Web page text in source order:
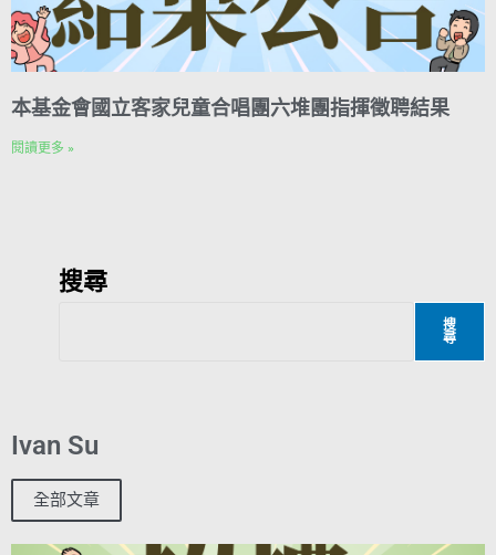
本基金會國立客家兒童合唱團六堆團指揮徵聘結果
閱讀更多 »
搜尋
搜
尋
Ivan Su
全部文章